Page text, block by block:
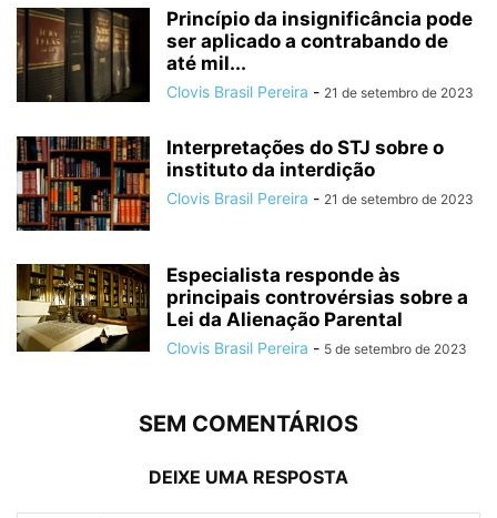
Princípio da insignificância pode
ser aplicado a contrabando de
até mil...
Clovis Brasil Pereira - 21 de setembro de 2023
Interpretações do STJ sobre o
instituto da interdição
Clovis Brasil Pereira - 21 de setembro de 2023
Especialista responde às
principais controvérsias sobre a
Lei da Alienação Parental
Clovis Brasil Pereira - 5 de setembro de 2023
SEM COMENTÁRIOS
DEIXE UMA RESPOSTA